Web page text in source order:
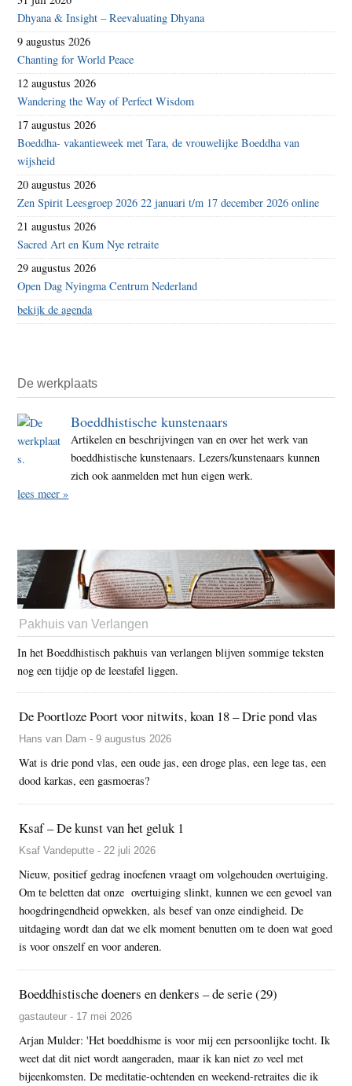
Dhyana & Insight – Reevaluating Dhyana
9 augustus 2026
Chanting for World Peace
12 augustus 2026
Wandering the Way of Perfect Wisdom
17 augustus 2026
Boeddha- vakantieweek met Tara, de vrouwelijke Boeddha van
wijsheid
20 augustus 2026
Zen Spirit Leesgroep 2026 22 januari t/m 17 december 2026 online
21 augustus 2026
Sacred Art en Kum Nye retraite
29 augustus 2026
Open Dag Nyingma Centrum Nederland
bekijk de agenda
De werkplaats
Boeddhistische kunstenaars
Artikelen en beschrijvingen van en over het werk van
boeddhistische kunstenaars. Lezers/kunstenaars kunnen
zich ook aanmelden met hun eigen werk.
lees meer »
Pakhuis van Verlangen
In het Boeddhistisch pakhuis van verlangen blijven sommige teksten
nog een tijdje op de leestafel liggen.
De Poortloze Poort voor nitwits, koan 18 – Drie pond vlas
Hans van Dam - 9 augustus 2026
Wat is drie pond vlas, een oude jas, een droge plas, een lege tas, een
dood karkas, een gasmoeras?
Ksaf – De kunst van het geluk 1
Ksaf Vandeputte - 22 juli 2026
Nieuw, positief gedrag inoefenen vraagt om volgehouden overtuiging.
Om te beletten dat onze overtuiging slinkt, kunnen we een gevoel van
hoogdringendheid opwekken, als besef van onze eindigheid. De
uitdaging wordt dan dat we elk moment benutten om te doen wat goed
is voor onszelf en voor anderen.
Boeddhistische doeners en denkers – de serie (29)
gastauteur - 17 mei 2026
Arjan Mulder: 'Het boeddhisme is voor mij een persoonlijke tocht. Ik
weet dat dit niet wordt aangeraden, maar ik kan niet zo veel met
bijeenkomsten. De meditatie-ochtenden en weekend-retraites die ik